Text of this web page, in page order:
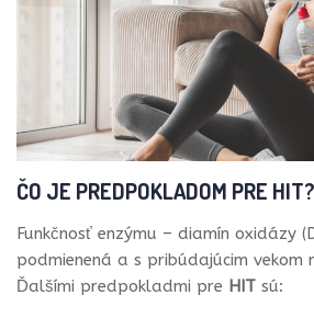
ČO JE PREDPOKLADOM PRE HIT?
Funkčnosť enzýmu – diamín oxidázy
podmienená a s pribúdajúcim
Ďalšími predpokladmi pre HIT sú: